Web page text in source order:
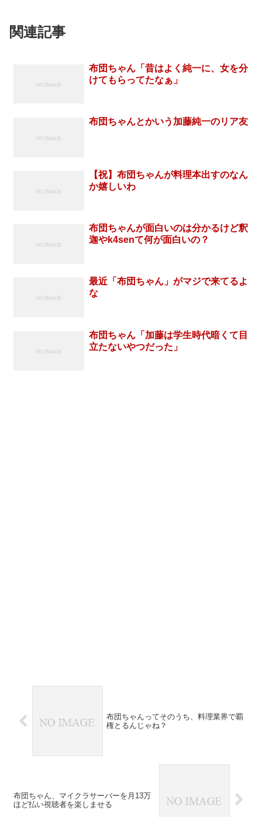
関連記事
布団ちゃん「昔はよく純一に、女を分
けてもらってたなぁ」
布団ちゃんとかいう加藤純一のリア友
【祝】布団ちゃんが料理本出すのなん
か嬉しいわ
布団ちゃんが面白いのは分かるけど釈
迦やk4senて何が面白いの？
最近「布団ちゃん」がマジで来てるよ
な
布団ちゃん「加藤は学生時代暗くて目
立たないやつだった」
布団ちゃんってそのうち、料理業界で覇
権とるんじゃね？
布団ちゃん、マイクラサーバーを月13万
ほど払い視聴者を楽しませる